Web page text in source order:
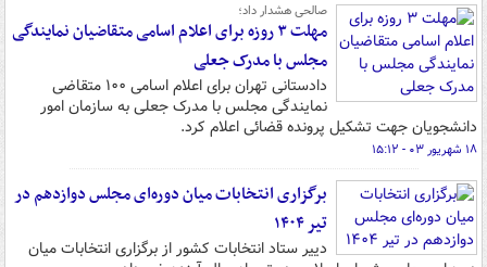
صالحی هشدار داد؛
مهلت ۳ روزه برای اعلام اسامی متقاضیان نمایندگی
مجلس با مدرک جعلی
دادستانی تهران برای اعلام اسامی ۱۰۰ متقاضی
نمایندگی مجلس با مدرک جعلی به سازمان امور
دانشجویان جهت تشکیل پرونده قضائی اعلام کرد.
۱۸ شهریور ۰۳ - ۱۵:۱۲
برگزاری انتخابات میان دوره‌ای مجلس دوازدهم در
تیر ۱۴۰۴
دییر ستاد انتخابات کشور از برگزاری انتخابات میان